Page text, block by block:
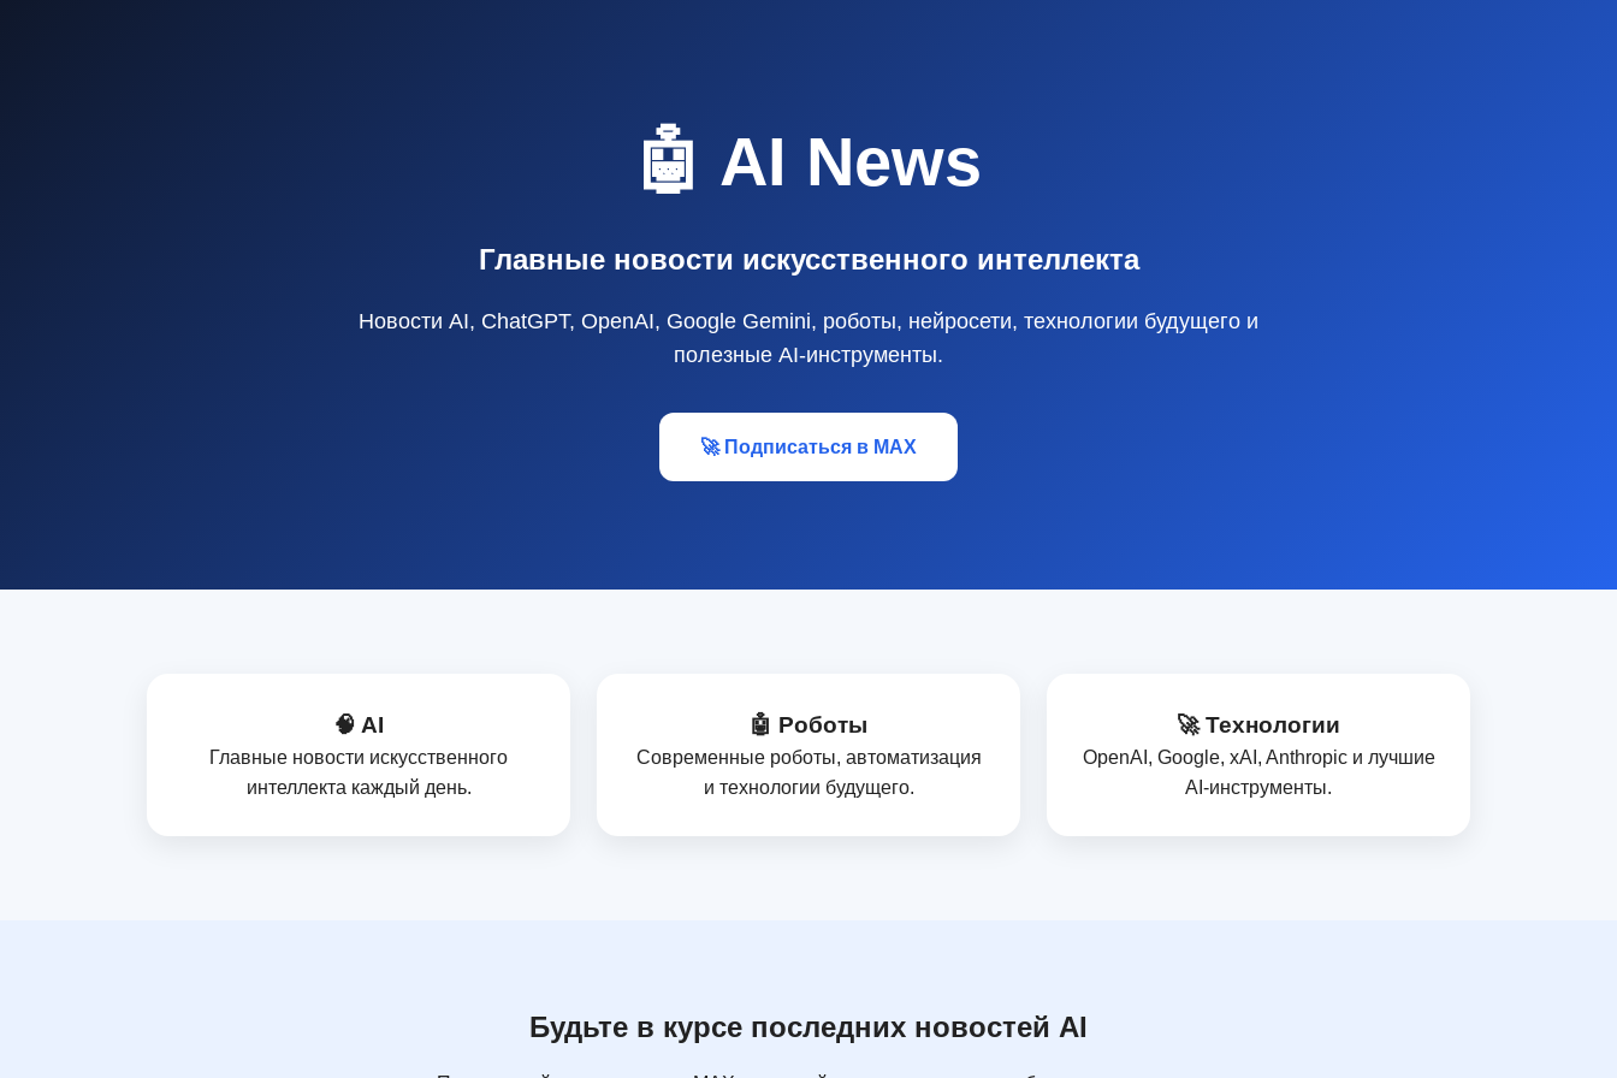
🤖 AI News
Главные новости искусственного интеллекта
Новости AI, ChatGPT, OpenAI, Google Gemini, роботы, нейросети, технологии будущего и
полезные AI‑инструменты.
🚀 Подписаться в MAX
🧠 AI
Главные новости искусственного
интеллекта каждый день.
🤖 Роботы
Современные роботы, автоматизация
и технологии будущего.
🚀 Технологии
OpenAI, Google, xAI, Anthropic и лучшие
AI‑инструменты.
Будьте в курсе последних новостей AI